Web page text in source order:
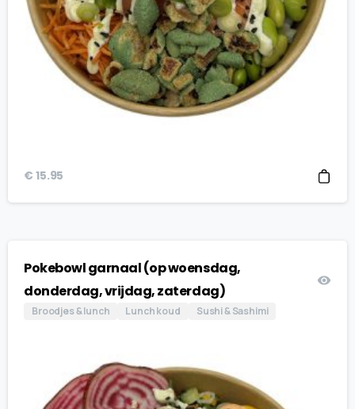
€ 15.95
Pokebowl garnaal (op woensdag,
donderdag, vrijdag, zaterdag)
Broodjes & lunch Lunch koud Sushi & Sashimi